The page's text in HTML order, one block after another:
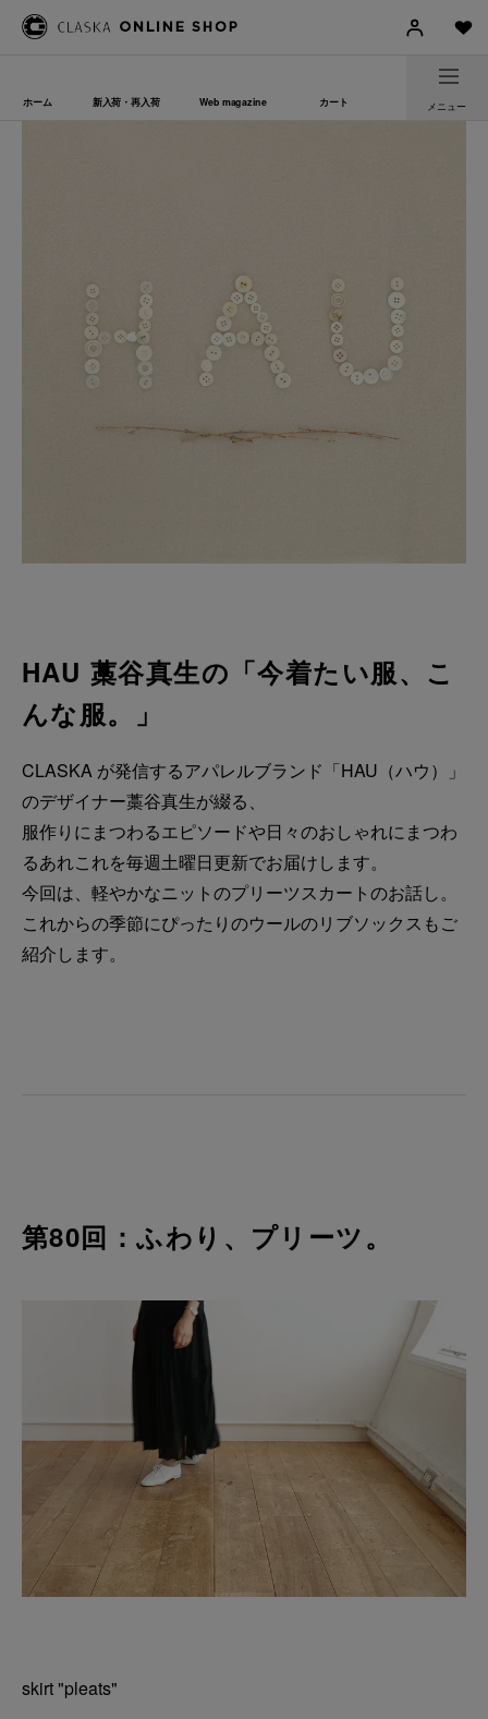
ホーム 新入荷・再入荷 Web magazine カート メニュー
HAU 藁谷真生の「今着たい服、こ
んな服。」
CLASKA が発信するアパレルブランド「HAU（ハウ）」
のデザイナー藁谷真生が綴る、
服作りにまつわるエピソードや日々のおしゃれにまつわ
るあれこれを毎週土曜日更新でお届けします。
今回は、軽やかなニットのプリーツスカートのお話し。
これからの季節にぴったりのウールのリブソックスもご
紹介します。
第80回：ふわり、プリーツ。
skirt "pleats"